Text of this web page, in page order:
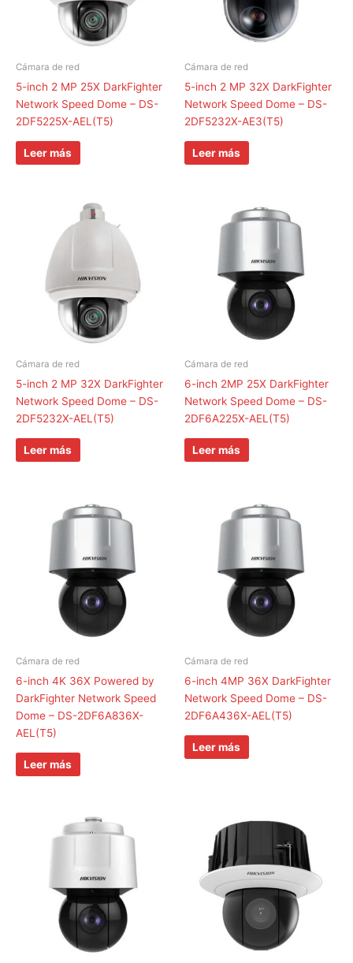
Cámara de red
5-inch 2 MP 25X DarkFighter
Network Speed Dome – DS-
2DF5225X-AEL(T5)
Leer más
Cámara de red
5-inch 2 MP 32X DarkFighter
Network Speed Dome – DS-
2DF5232X-AE3(T5)
Leer más
Cámara de red
5-inch 2 MP 32X DarkFighter
Network Speed Dome – DS-
2DF5232X-AEL(T5)
Leer más
Cámara de red
6-inch 2MP 25X DarkFighter
Network Speed Dome – DS-
2DF6A225X-AEL(T5)
Leer más
Cámara de red
6-inch 4K 36X Powered by
DarkFighter Network Speed
Dome – DS-2DF6A836X-
AEL(T5)
Leer más
Cámara de red
6-inch 4MP 36X DarkFighter
Network Speed Dome – DS-
2DF6A436X-AEL(T5)
Leer más